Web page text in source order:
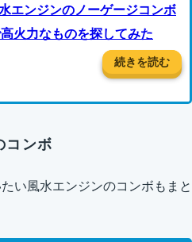
エンジンのノーゲージコンボ
火力なものを探してみた
続きを読む
コンボ
い風水エンジンのコンボもまと